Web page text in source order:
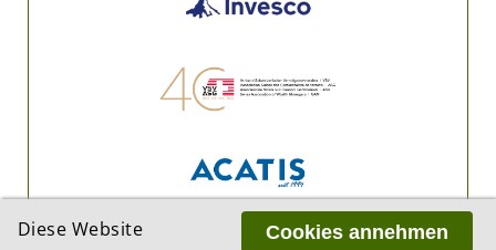
Cookies annehmen
Diese Website